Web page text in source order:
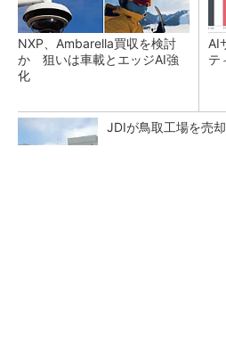
NXP、Ambarella買収を検討
か 狙いは車載とエッジAI強
化
AI
テ
JDIが鳥取工場を売